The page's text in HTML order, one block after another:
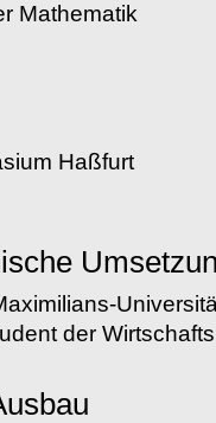
Mathematik
Haßfurt
der